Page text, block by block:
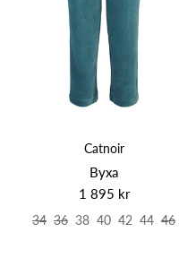
Catnoir
Byxa
1 895 kr
34 36 38 40 42 44 46